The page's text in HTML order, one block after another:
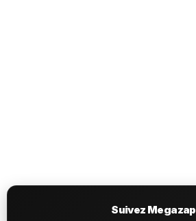
Suivez Megazap